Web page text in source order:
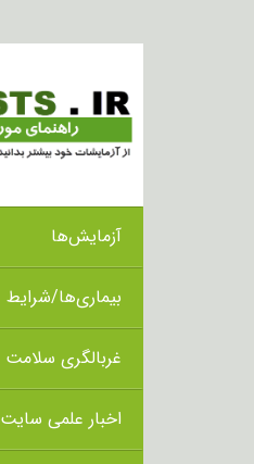
آزمایش‌ها
بیماری‌ها/شرایط
غربالگری سلامت
اخبار علمی سایت